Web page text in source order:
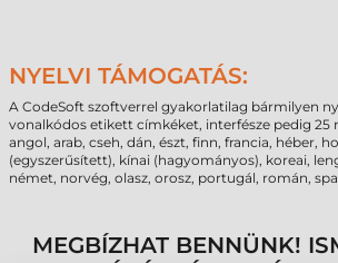
NYELVI TÁMOGATÁS:
A CodeSoft szoftverrel gyakorlatilag bármilyen
vonalkódos etikett címkéket, interfésze pedig 25
angol, arab, cseh, dán, észt, finn, francia, héber,
(egyszerűsített), kínai (hagyományos), koreai,
német, norvég, olasz, orosz, portugál, román,
MEGBÍZHAT BENNÜNK!